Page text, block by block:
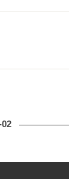
02